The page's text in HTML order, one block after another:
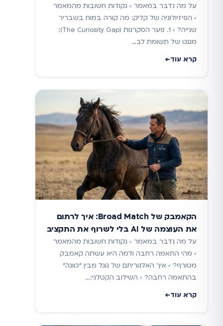
על מה נדבר במאמר › נקודות חשובות מהמאמר
› הפיזיולוגיה של קליק: מה קורה במוח בשבריר
שנייה? › 1. פער הסקרנות (The Curiosity Gap):
מגנט של תשומת לב…
קרא עוד
הקאמבק של Broad Match: איך לרתום
את העוצמה של AI בלי לשרוף את התקציב
על מה נדבר במאמר › נקודות חשובות מהמאמר
› מהי התאמה רחבה ולמה היא עשתה קאמבק
מטורף? › איך האלגוריתם של גוגל מבין "כוונה"
בהתאמה רחבה? › השילוב הקטלני:…
קרא עוד